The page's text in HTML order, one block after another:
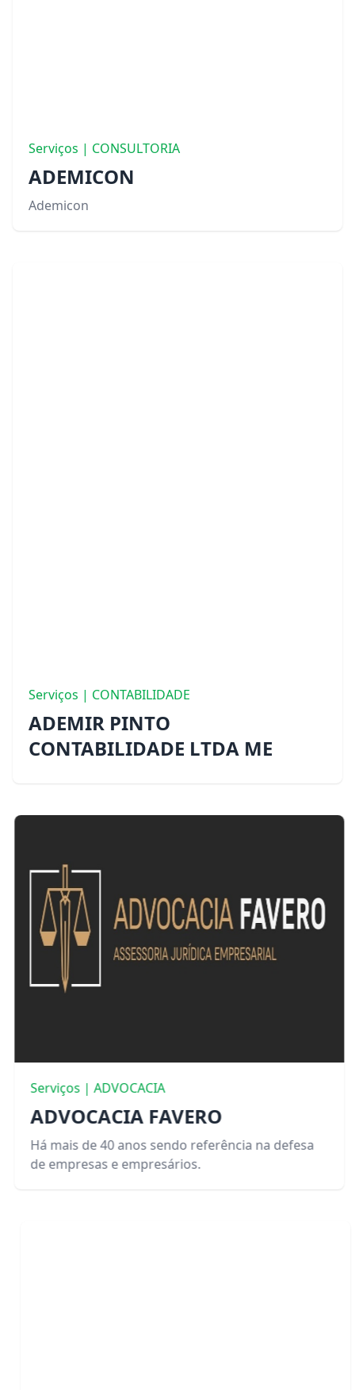
Serviços | CONSULTORIA
ADEMICON
Ademicon
Serviços | CONTABILIDADE
ADEMIR PINTO
CONTABILIDADE LTDA ME
Serviços | ADVOCACIA
ADVOCACIA FAVERO
Há mais de 40 anos sendo referência na defesa
de empresas e empresários.